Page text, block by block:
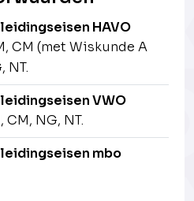
HAVO
CM (met Wiskunde A
NT.
VWO
NG, NT.
mbo